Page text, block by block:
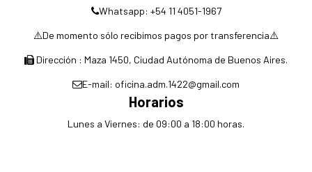
Whatsapp: +54 11 4051-1967
⚠️De momento sólo recibimos pagos por transferencia⚠️
Dirección : Maza 1450, Ciudad Autónoma de Buenos Aires.
E-mail: oficina.adm.1422@gmail.com
Horarios
Lunes a Viernes: de 09:00 a 18:00 horas.